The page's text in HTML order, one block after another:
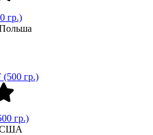
гр.)
гр.)
США